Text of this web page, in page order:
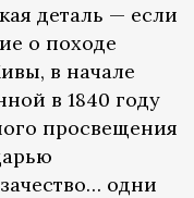
деталь — если
о походе
в начале
в 1840 году
просвещения
одни